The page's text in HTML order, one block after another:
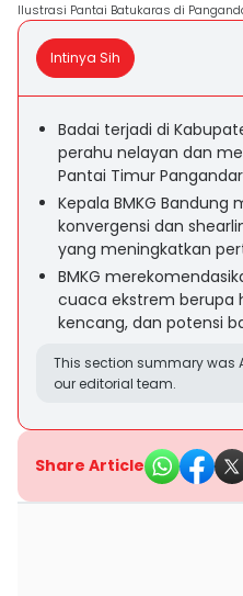
Ilustrasi Pantai Batukaras di
Intinya Sih
Badai terjadi di
perahu nelayan dan
Pantai Timur
Kepala BMKG
konvergensi dan
yang meningkatkan
BMKG
cuaca ekstrem berupa
kencang, dan potensi
This section summary was
our editorial team.
Share Article